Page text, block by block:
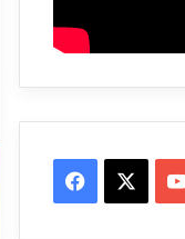
Facebook